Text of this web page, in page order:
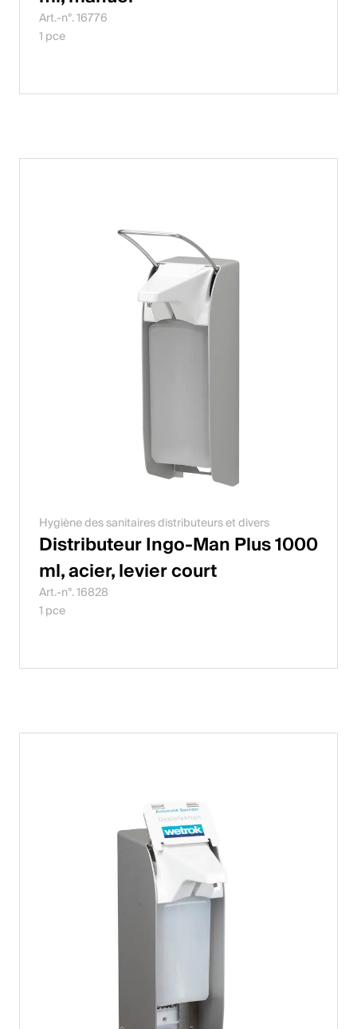
Art.-n°. 16776
1 pce
Hygiène des sanitaires distributeurs et divers
Distributeur Ingo-Man Plus 1000
ml, acier, levier court
Art.-n°. 16828
1 pce